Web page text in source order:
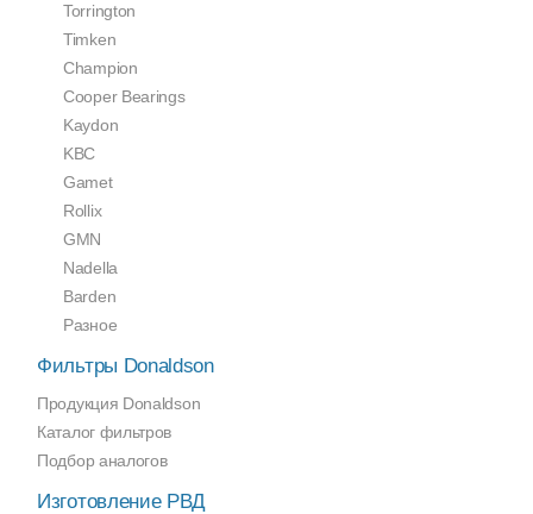
Torrington
Timken
Champion
Cooper Bearings
Kaydon
KBC
Gamet
Rollix
GMN
Nadella
Barden
Разное
Фильтры Donaldson
Продукция Donaldson
Каталог фильтров
Подбор аналогов
Изготовление РВД